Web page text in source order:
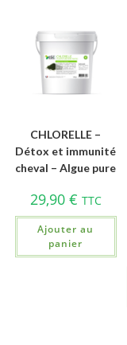
CHLORELLE –
Détox et immunité
cheval – Algue pure
29,90 € TTC
Ajouter au
panier